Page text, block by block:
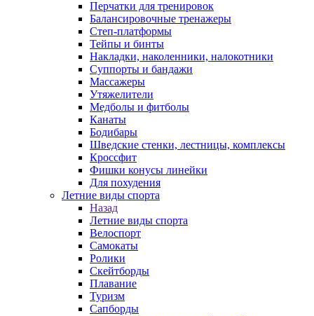
Перчатки для тренировок
Балансировочные тренажеры
Степ-платформы
Тейпы и бинты
Накладки, наколенники, налокотники
Суппорты и бандажи
Массажеры
Утяжелители
Медболы и фитболы
Канаты
Бодибары
Шведские стенки, лестницы, комплексы
Кроссфит
Фишки конусы линейки
Для похудения
Летние виды спорта
Назад
Летние виды спорта
Велоспорт
Самокаты
Ролики
Скейтборды
Плавание
Туризм
Сапборды